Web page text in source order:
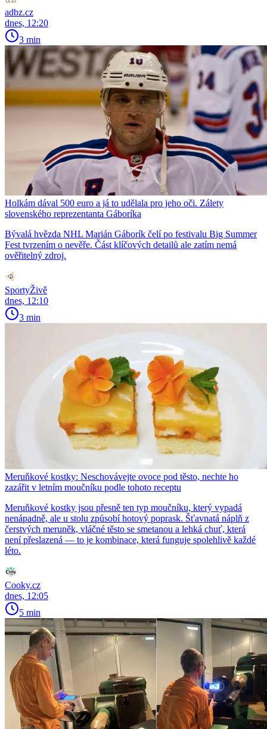
adbz.cz
dnes, 12:20
3 min
Holkám dával 500 euro a já to udělala pro jeho oči. Zálety
slovenského reprezentanta Gáboríka
Bývalá hvězda NHL Marián Gáborík čelí po festivalu Big Summer
Fest tvrzením o nevěře. Část klíčových detailů ale zatím nemá
ověřitelný zdroj.
SportyŽivě
dnes, 12:10
3 min
Meruňkové kostky: Neschovávejte ovoce pod těsto, nechte ho
zazářit v letním moučníku podle tohoto receptu
Meruňkové kostky jsou přesně ten typ moučníku, který vypadá
nenápadně, ale u stolu způsobí hotový poprask. Šťavnatá náplň z
čerstvých meruněk, vláčné těsto se smetanou a lehká chuť, která
není přeslazená — to je kombinace, která funguje spolehlivě každé
léto.
Cooky.cz
dnes, 12:05
5 min